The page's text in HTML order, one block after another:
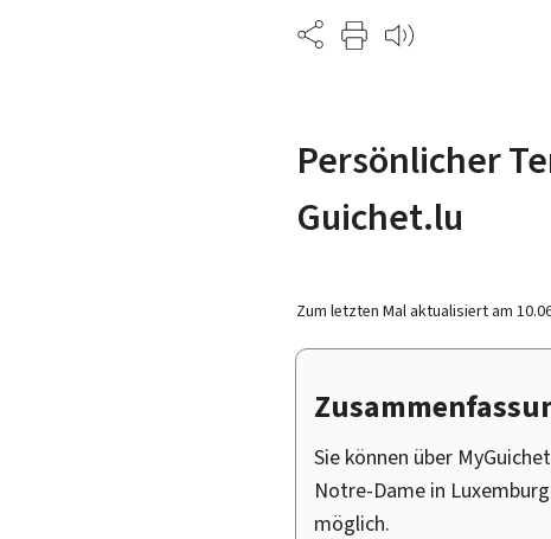
Partage
Persönlicher
Guichet.lu
Zum letzten Mal aktualisiert am
Sie können über My
Notre-Dame in
möglich.